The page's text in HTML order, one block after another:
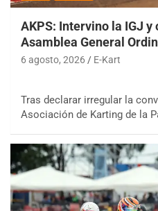
AKPS: Intervino la IGJ
Asamblea General
6 agosto, 2026 E-Kart
Tras declarar irregular la
Asociación de Karting de la